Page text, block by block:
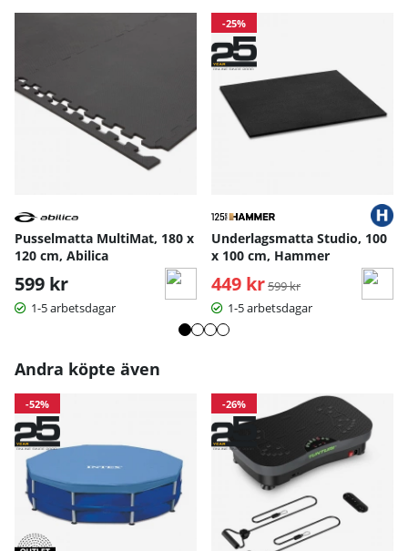
Pusselmatta MultiMat, 180 x
120 cm, Abilica
599 kr
1-5 arbetsdagar
-25%
Underlagsmatta Studio, 100
x 100 cm, Hammer
449 kr Ordinarie pris:
599 kr
1-5 arbetsdagar
Andra köpte även
-52% -26%